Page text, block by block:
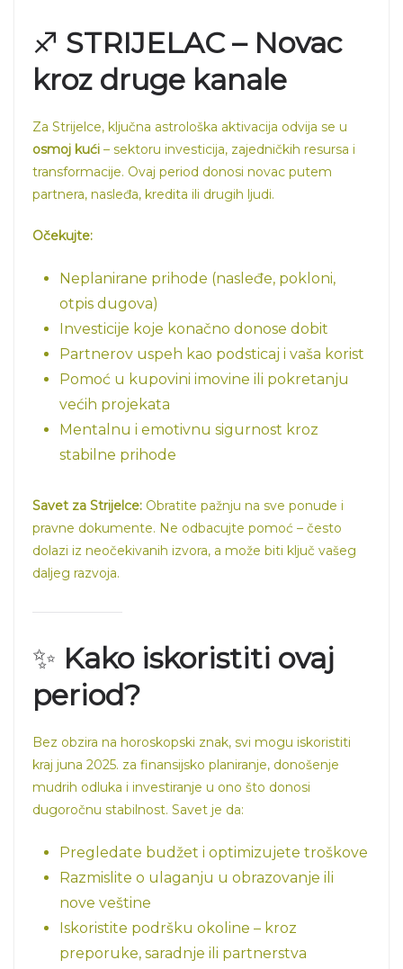
♐ STRIJELAC – Novac
kroz druge kanale
Za Strijelce, ključna astrološka aktivacija odvija se u
osmoj kući – sektoru investicija, zajedničkih resursa i
transformacije. Ovaj period donosi novac putem
partnera, nasleđa, kredita ili drugih ljudi.
Očekujte:
Neplanirane prihode (nasleđe, pokloni,
otpis dugova)
Investicije koje konačno donose dobit
Partnerov uspeh kao podsticaj i vaša korist
Pomoć u kupovini imovine ili pokretanju
većih projekata
Mentalnu i emotivnu sigurnost kroz
stabilne prihode
Savet za Strijelce: Obratite pažnju na sve ponude i
pravne dokumente. Ne odbacujte pomoć – često
dolazi iz neočekivanih izvora, a može biti ključ vašeg
daljeg razvoja.
✨ Kako iskoristiti ovaj
period?
Bez obzira na horoskopski znak, svi mogu iskoristiti
kraj juna 2025. za finansijsko planiranje, donošenje
mudrih odluka i investiranje u ono što donosi
dugoročnu stabilnost. Savet je da:
Pregledate budžet i optimizujete troškove
Razmislite o ulaganju u obrazovanje ili
nove veštine
Iskoristite podršku okoline – kroz
preporuke, saradnje ili partnerstva